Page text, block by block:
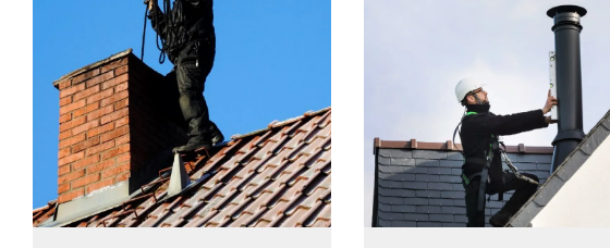
Ramonage débistrage réalisé dans
les règles. Travail efficace, propre et
sans mauvaise surprise. Je
recommande.